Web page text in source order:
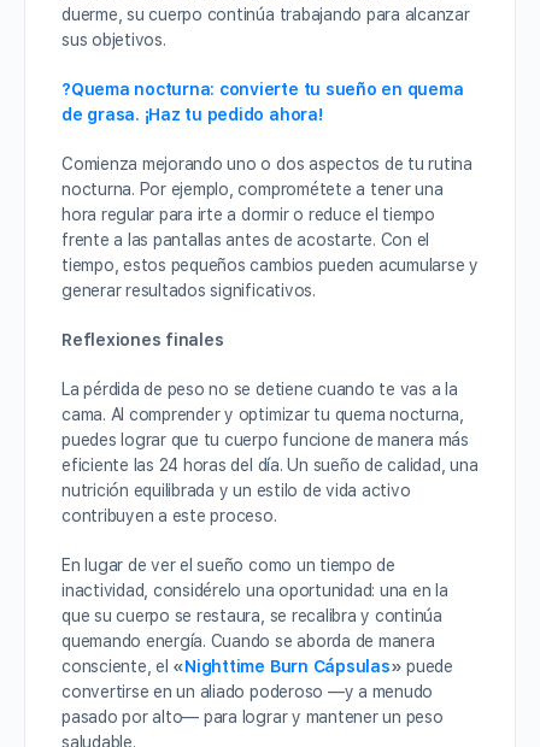
duerme, su cuerpo continúa trabajando para alcanzar
sus objetivos.
?Quema nocturna: convierte tu sueño en quema
de grasa. ¡Haz tu pedido ahora!
Comienza mejorando uno o dos aspectos de tu rutina
nocturna. Por ejemplo, comprométete a tener una
hora regular para irte a dormir o reduce el tiempo
frente a las pantallas antes de acostarte. Con el
tiempo, estos pequeños cambios pueden acumularse y
generar resultados significativos.
Reflexiones finales
La pérdida de peso no se detiene cuando te vas a la
cama. Al comprender y optimizar tu quema nocturna,
puedes lograr que tu cuerpo funcione de manera más
eficiente las 24 horas del día. Un sueño de calidad, una
nutrición equilibrada y un estilo de vida activo
contribuyen a este proceso.
En lugar de ver el sueño como un tiempo de
inactividad, considérelo una oportunidad: una en la
que su cuerpo se restaura, se recalibra y continúa
quemando energía. Cuando se aborda de manera
consciente, el «Nighttime Burn Cápsulas» puede
convertirse en un aliado poderoso —y a menudo
pasado por alto— para lograr y mantener un peso
saludable.